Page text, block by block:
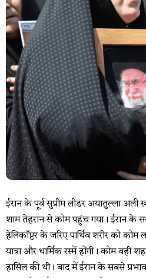
ईरान के पूर्व सुप्रीम लीडर अयातुल्ला अली
शाम तेहरान से कोम पहुंच गया। ईरान के
हेलिकॉप्टर के जरिए पार्थिव शरीर को
यात्रा और धार्मिक रस्में होंगी। कोम वही
हासिल की थी। बाद में ईरान के सबसे